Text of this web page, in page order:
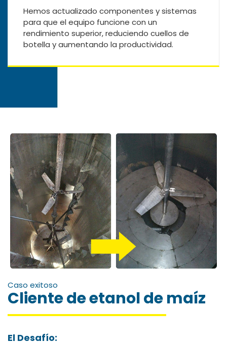
Hemos actualizado componentes y sistemas
para que el equipo funcione con un
rendimiento superior, reduciendo cuellos de
botella y aumentando la productividad.
Caso exitoso
Cliente de etanol de maíz
El Desafío: